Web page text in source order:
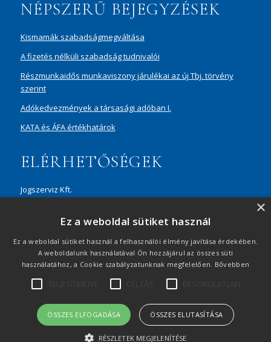
NÉPSZERŰ BEJEGYZÉSEK
Kismamák szabadságmegváltása
A fizetés nélküli szabadság tudnivalói
Részmunkaidős munkaviszony járulékai az új Tbj. törvény
szerint
Adókedvezmények a társasági adóban I.
KATA és ÁFA értékhatárok
ELÉRHETŐSÉGEK
Jogszerviz Kft.
+36 20 429 0716
ertekesites@jogszerviz.hu
Oldaltérkép|© 2021 Minden jog fenntartva
×
Ez a weboldal sütiket használ
Ez a weboldal sütiket használ a felhasználói élmény javítása érdekében.
A weboldalunk használatával Ön hozzájárul az összes süti
használatához, a Cookie szabályzatunknak megfelelően. Bővebben
BESOROLATLAN
ÖSSZES ELFOGADÁSA ÖSSZES ELUTASÍTÁSA
RÉSZLETEK MEGJELENÍTÉSE